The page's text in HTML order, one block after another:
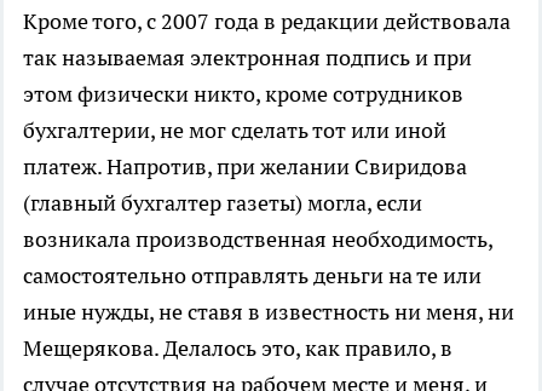
Кроме того, с 2007 года в редакции действовала
так называемая электронная подпись и при
этом физически никто, кроме сотрудников
бухгалтерии, не мог сделать тот или иной
платеж. Напротив, при желании Свиридова
(главный бухгалтер газеты) могла, если
возникала производственная необходимость,
самостоятельно отправлять деньги на те или
иные нужды, не ставя в известность ни меня, ни
Мещерякова. Делалось это, как правило, в
случае отсутствия на рабочем месте и меня, и